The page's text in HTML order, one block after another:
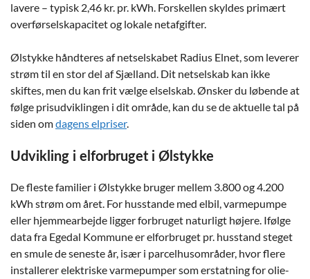
lavere – typisk 2,46 kr. pr. kWh. Forskellen skyldes primært
overførselskapacitet og lokale netafgifter.
Ølstykke håndteres af netselskabet Radius Elnet, som leverer
strøm til en stor del af Sjælland. Dit netselskab kan ikke
skiftes, men du kan frit vælge elselskab. Ønsker du løbende at
følge prisudviklingen i dit område, kan du se de aktuelle tal på
siden omdagens elpriser.
Udvikling i elforbruget i Ølstykke
De fleste familier i Ølstykke bruger mellem 3.800 og 4.200
kWh strøm om året. For husstande med elbil, varmepumpe
eller hjemmearbejde ligger forbruget naturligt højere. Ifølge
data fra Egedal Kommune er elforbruget pr. husstand steget
en smule de seneste år, især i parcelhusområder, hvor flere
installerer elektriske varmepumper som erstatning for olie-